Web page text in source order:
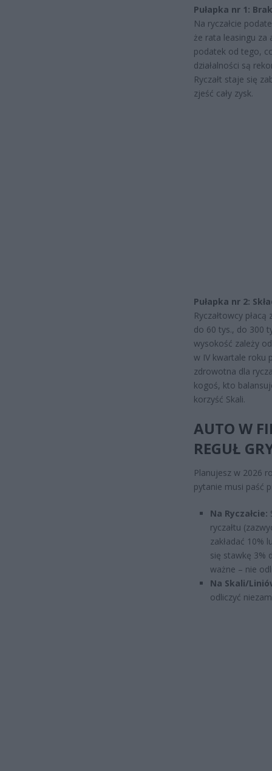
Pułapka nr 1:
Na ryczałcie
że rata leasingu za
podatek od tego,
działalności są
Ryczałt staje się
zjeść cały zysk.
Pułapka nr 2:
Ryczałtowcy
do 60 tys., do 300
wysokość zależy
w IV kwartale roku
zdrowotna dla
kogoś, kto
korzyść Skali.
AUTO W
REGUŁ
Planujesz w 2026
pytanie musi paść
Na Ryczałcie:
ryczałtu
zakładać 10%
się stawkę 3%
ważne – nie
Na Skali/
odliczyć